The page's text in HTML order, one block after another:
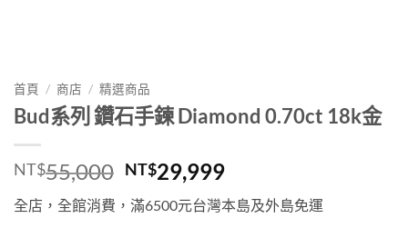
首頁 / 商店 / 精選商品
Bud系列 鑽石手鍊 Diamond 0.70ct 18k金
NT$55,000 原
始
價
NT$29,999目
前
價
全店，全館消費，滿6500元台灣本島及外島免運